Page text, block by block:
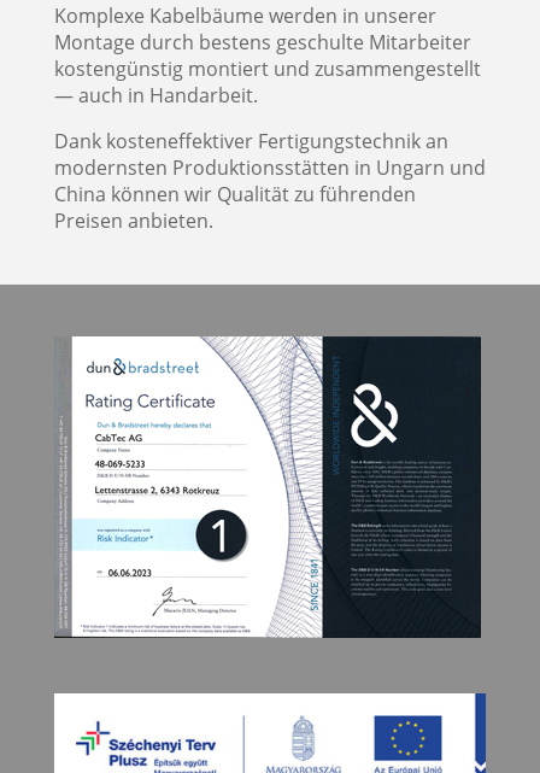
Komplexe Kabelbäume werden in unserer
Montage durch bestens geschulte Mitarbeiter
kostengünstig montiert und zusammengestellt
— auch in Handarbeit.
Dank kosteneffektiver Fertigungstechnik an
modernsten Produktionsstätten in Ungarn und
China können wir Qualität zu führenden
Preisen anbieten.